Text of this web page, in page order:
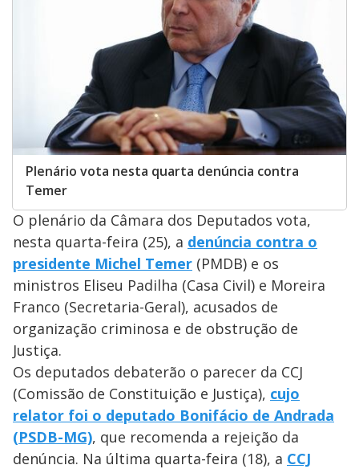
Plenário vota nesta quarta denúncia contra
Temer
O plenário da Câmara dos Deputados vota,
nesta quarta-feira (25), a denúncia contra o
presidente Michel Temer (PMDB) e os
ministros Eliseu Padilha (Casa Civil) e Moreira
Franco (Secretaria-Geral), acusados de
organização criminosa e de obstrução de
Justiça.
Os deputados debaterão o parecer da CCJ
(Comissão de Constituição e Justiça), cujo
relator foi o deputado Bonifácio de Andrada
(PSDB-MG), que recomenda a rejeição da
denúncia. Na última quarta-feira (18), a CCJ